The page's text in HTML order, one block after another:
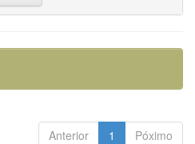
Anterior 1 Póximo